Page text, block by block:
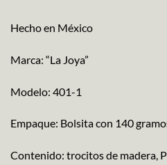
Hecho en México
Marca: “La Joya”
Modelo: 401-1
Empaque: Bolsita con 140
Contenido: trocitos de madera,